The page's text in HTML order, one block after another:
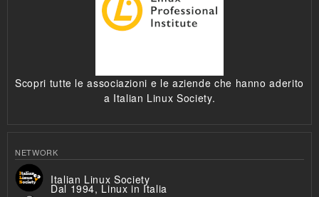
Scopri tutte le associazioni e le aziende che hanno aderito
a Italian Linux Society.
NETWORK
Italian Linux Society
Dal 1994, Linux in Italia